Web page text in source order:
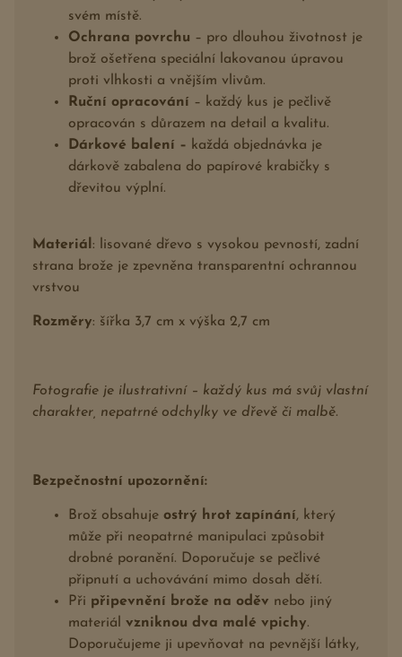
svém místě.
Ochrana povrchu – pro dlouhou životnost je
brož ošetřena speciální lakovanou úpravou
proti vlhkosti a vnějším vlivům.
Ruční opracování – každý kus je pečlivě
opracován s důrazem na detail a kvalitu.
Dárkové balení – každá objednávka je
dárkově zabalena do papírové krabičky s
dřevitou výplní.
Materiál : lisované dřevo s vysokou pevností, zadní
strana brože je zpevněna transparentní ochrannou
vrstvou
Rozměry: šířka 3,7 cm x výška 2,7 cm
Fotografie je ilustrativní – každý kus má svůj vlastní
charakter, nepatrné odchylky ve dřevě či malbě.
Bezpečnostní upozornění:
Brož obsahuje ostrý hrot zapínání, který
může při neopatrné manipulaci způsobit
drobné poranění. Doporučuje se pečlivé
připnutí a uchovávání mimo dosah dětí.
Při připevnění brože na oděv nebo jiný
materiál vzniknou dva malé vpichy.
Doporučujeme ji upevňovat na pevnější látky,